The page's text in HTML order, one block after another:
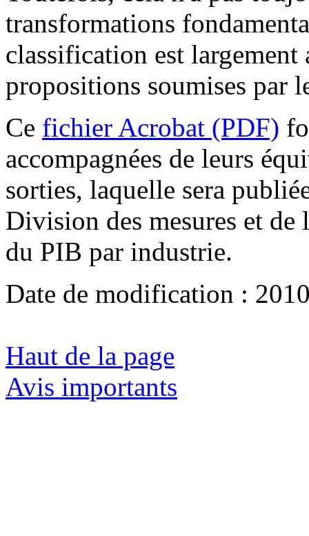
transformations
classification est
propositions soumises par
Ce fichier Acrobat (PDF)
accompagnées de leurs
sorties, laquelle sera
Division des mesures et
du PIB par industrie.
Date de modification :
Haut de la page
Avis importants